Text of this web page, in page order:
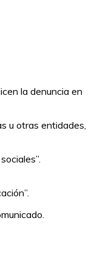
la denuncia en
u otras entidades,